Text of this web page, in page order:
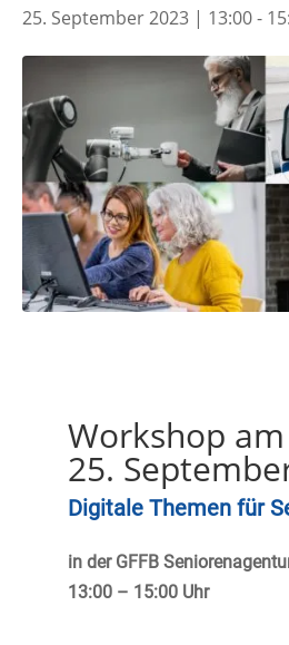
25. September 2023 | 13:00-
Workshop
25.
Digitale Themen für
in der GFFB
13:00 – 15:00 Uhr